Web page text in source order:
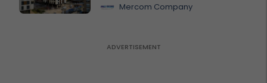
Mercom Company